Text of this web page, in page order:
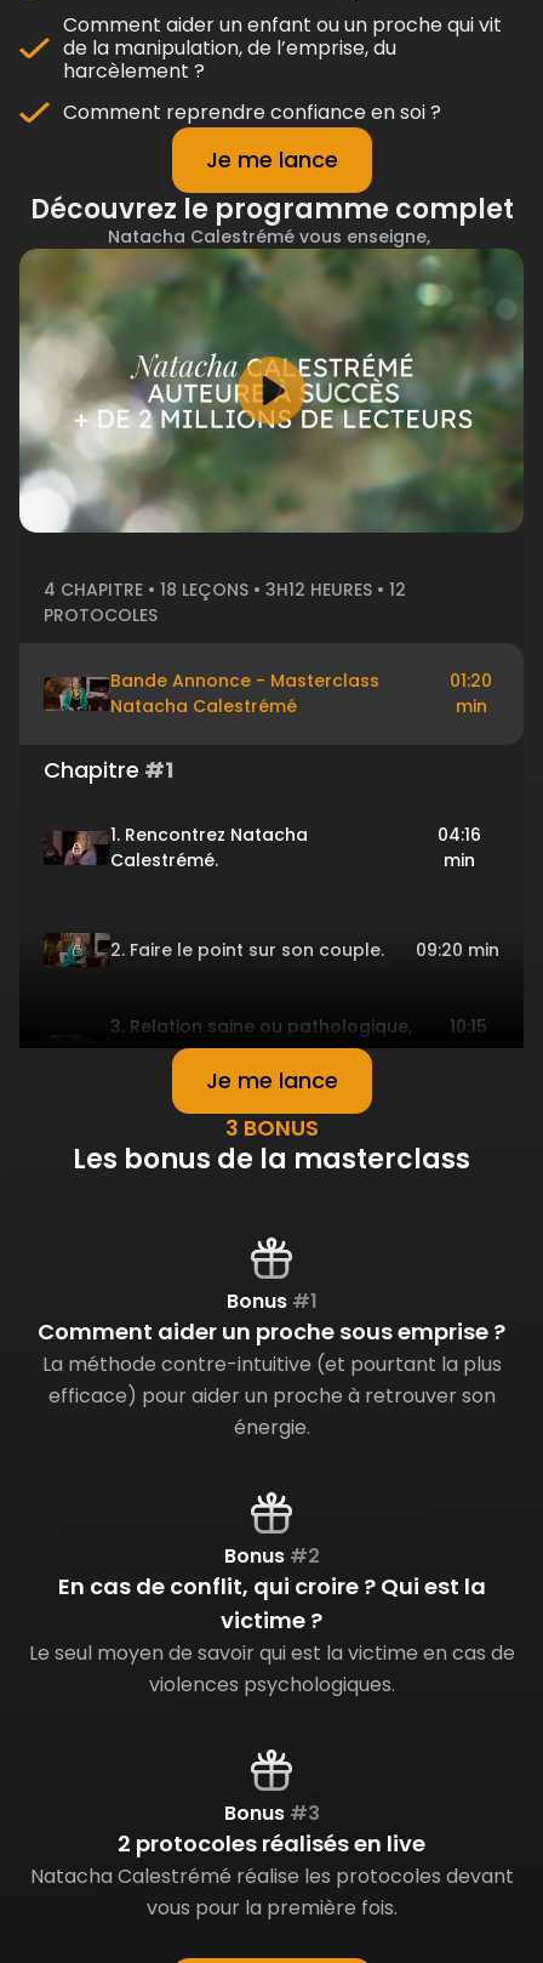
Comment aider un enfant ou un proche qui vit
de la manipulation, de l’emprise, du
harcèlement ?
Comment reprendre confiance en soi ?
Je me lance
Découvrez le programme complet
Natacha Calestrémé vous enseigne,
comment ne plus souffrir dans ses relations.
4 CHAPITRE • 18 LEÇONS • 3H12 HEURES • 12
PROTOCOLES
Bande Annonce - Masterclass
Natacha Calestrémé
01:20
min
Chapitre #1
1. Rencontrez Natacha
Calestrémé.
04:16
min
2. Faire le point sur son couple. 09:20 min
3. Relation saine ou pathologique,
comment
faire la différence ?
10:15
min
5. Comment reconnaître une
relation toxique
et une manipulation ?
6. Faire le point sur sa situation. 09:07 min
7. Etes-vous vraiment dépendant
8. Que cache la notion de flamme
10:33
9. La seule question importante à se
10. Les stratégies pour être résilient
et favoriser la
guérison émotionnelle.
min
Je me lance
3 BONUS
Les bonus de la masterclass
Bonus #1
Comment aider un proche sous emprise ?
La méthode contre-intuitive (et pourtant la plus
efficace) pour aider un proche à retrouver son
énergie.
Bonus #2
En cas de conflit, qui croire ? Qui est la
victime ?
Le seul moyen de savoir qui est la victime en cas de
violences psychologiques.
Bonus #3
2 protocoles réalisés en live
Natacha Calestrémé réalise les protocoles devant
vous pour la première fois.